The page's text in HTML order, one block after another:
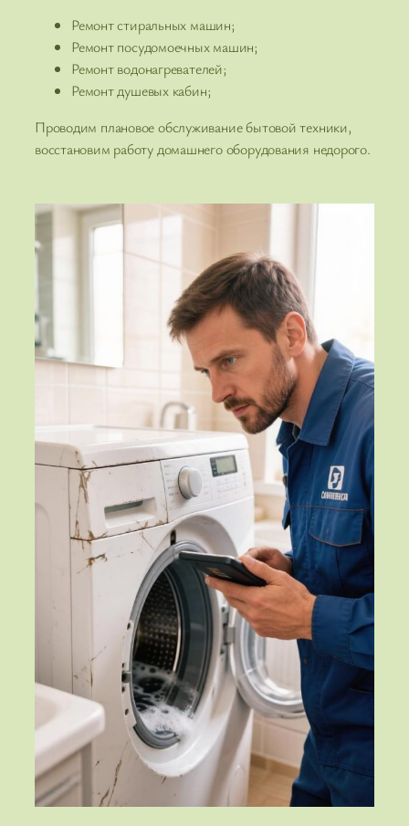
Ремонт стиральных машин;
Ремонт посудомоечных машин;
Ремонт водонагревателей;
Ремонт душевых кабин;
Проводим плановое обслуживание бытовой техники,
восстановим работу домашнего оборудования недорого.